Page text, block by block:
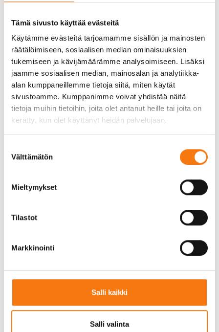
Tämä sivusto käyttää evästeitä
Käytämme evästeitä tarjoamamme sisällön ja mainosten
räätälöimiseen, sosiaalisen median ominaisuuksien
tukemiseen ja kävijämäärämme analysoimiseen. Lisäksi
jaamme sosiaalisen median, mainosalan ja analytiikka-
alan kumppaneillemme tietoja siitä, miten käytät
sivustoamme. Kumppanimme voivat yhdistää näitä
tietoja muihin tietoihin, joita olet antanut heille tai joita on
kerätty, kun olet käyttänyt heidän palvelujaan.
valinta
Välttämätön
Mieltymykset
Tilastot
Markkinointi
Salli kaikki
Salli valinta
Hauskaa pääsiäistä!
noutoasiakasmyyntimme palvelee normaalisti la